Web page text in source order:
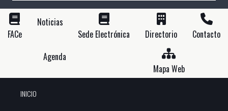
FACe
Noticias
Sede Electrónica
Directorio
Contacto
Agenda
Mapa Web
INICIO